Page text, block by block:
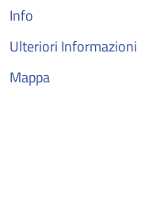
Info
Ulteriori Informazioni
Mappa